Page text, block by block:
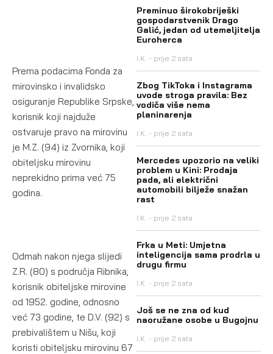
Prema podacima Fonda za
mirovinsko i invalidsko
osiguranje Republike Srpske,
korisnik koji najduže
ostvaruje pravo na mirovinu
je M.Z. (94) iz Zvornika, koji
obiteljsku mirovinu
neprekidno prima već 75
godina.
Odmah nakon njega slijedi
Z.R. (80) s područja Ribnika,
korisnik obiteljske mirovine
od 1952. godine, odnosno
već 73 godine, te D.V. (92) s
prebivalištem u Nišu, koji
koristi obiteljsku mirovinu 67
Preminuo širokobriješki
gospodarstvenik Drago
Galić, jedan od utemeljitelja
Euroherca
I.K. prije 2 sata
Zbog TikToka i Instagrama
uvode stroga pravila: Bez
vodiča više nema
planinarenja
I.K. prije 2 sata
Mercedes upozorio na veliki
problem u Kini: Prodaja
pada, ali električni
automobili bilježe snažan
rast
I.K. prije 2 sata
Frka u Meti: Umjetna
inteligencija sama prodrla u
drugu firmu
I.K. prije 2 sata
Još se ne zna od kud
naoružane osobe u Bugojnu
I.K. prije 2 sata